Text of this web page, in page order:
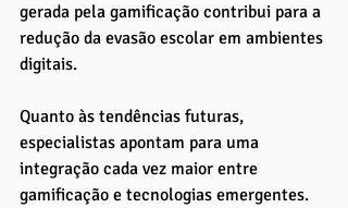
gerada pela gamificação contribui para a
redução da evasão escolar em ambientes
digitais.
Quanto às tendências futuras,
especialistas apontam para uma
integração cada vez maior entre
gamificação e tecnologias emergentes.